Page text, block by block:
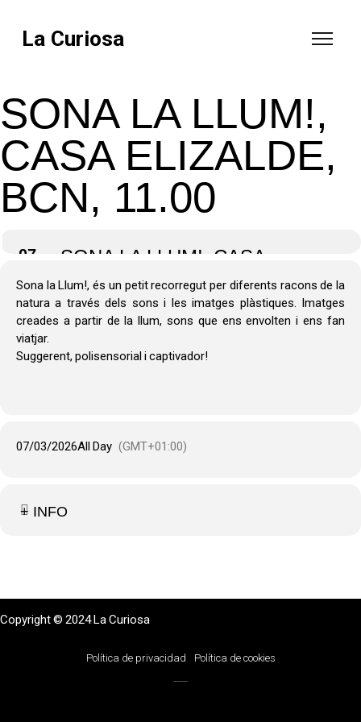
La Curiosa
SONA LA LLUM!,
CASA ELIZALDE,
BCN, 11.00
07
SONA LA LLUM!, CASA
ELIZALDE, BCN, 11.00
Sona la Llum!, és un petit recorregut per diferents racons de la
natura a través dels sons i les imatges plàstiques. Imatges
creades a partir de la llum, sons que ens envolten i ens fan
viatjar.
Suggerent, polisensorial i captivador!
07/03/2026All Day (GMT+01:00)
+ INFO
Copyright © 2024 La Curiosa
Política de privacidad Política de cookies